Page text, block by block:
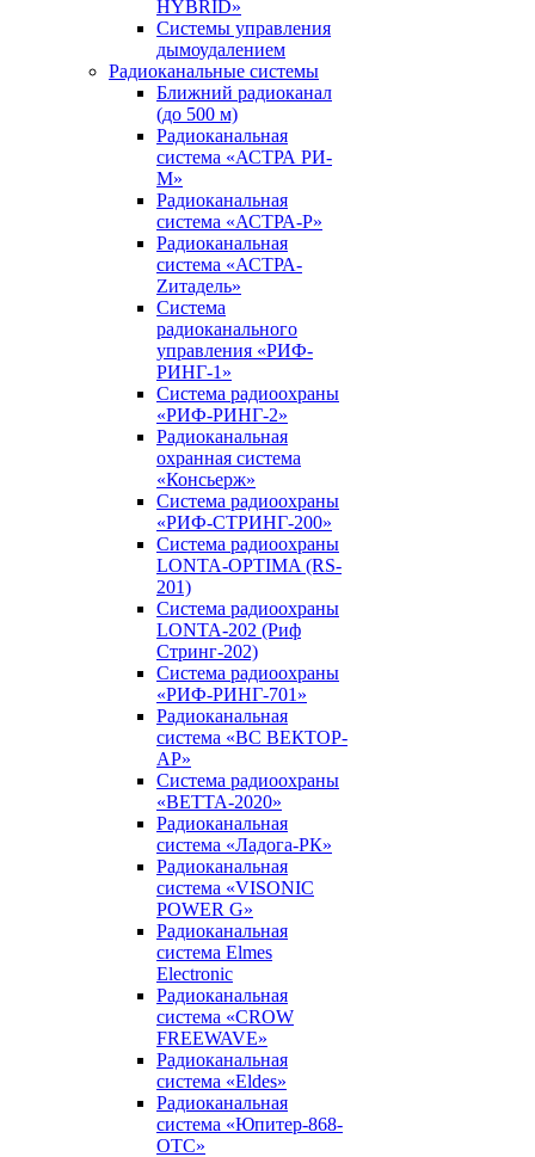
HYBRID»
Системы управления
дымоудалением
Радиоканальные системы
Ближний радиоканал
(до 500 м)
Радиоканальная
система «АСТРА РИ-
М»
Радиоканальная
система «АСТРА-Р»
Радиоканальная
система «АСТРА-
Zитадель»
Система
радиоканального
управления «РИФ-
РИНГ-1»
Система радиоохраны
«РИФ-РИНГ-2»
Радиоканальная
охранная система
«Консьерж»
Система радиоохраны
«РИФ-СТРИНГ-200»
Система радиоохраны
LONTA-OPTIMA (RS-
201)
Система радиоохраны
LONTA-202 (Риф
Стринг-202)
Система радиоохраны
«РИФ-РИНГ-701»
Радиоканальная
система «ВС ВЕКТОР-
АР»
Система радиоохраны
«ВЕТТА-2020»
Радиоканальная
система «Ладога-РК»
Радиоканальная
система «VISONIC
POWER G»
Радиоканальная
система Elmes
Electronic
Радиоканальная
система «CROW
FREEWAVE»
Радиоканальная
система «Eldes»
Радиоканальная
система «Юпитер-868-
ОТС»